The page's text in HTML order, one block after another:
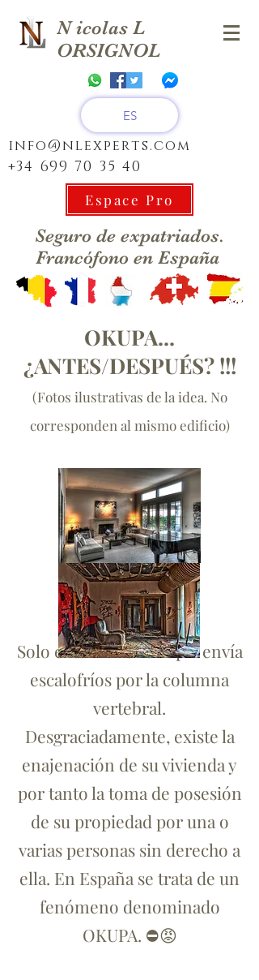
N icolas L
ORSIGNOL
ES
info@nlexperts.com
+34 699 70 35 40
Espace Pro
Seguro de expatriados.
Francófono en España
OKUPA...
¿ANTES/DESPUÉS? !!!
(Fotos ilustrativas de la idea. No
corresponden al mismo edificio)
Solo el término "Okupa" envía
escalofríos por la columna
vertebral.
Desgraciadamente, existe la
enajenación de su vivienda y
por tanto la toma de posesión
de su propiedad por una o
varias personas sin derecho a
ella. En España se trata de un
fenómeno denominado
OKUPA. ⛔😡